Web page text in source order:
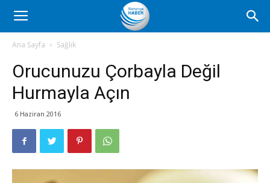
Romanya
Haber
Ana Sayfa Sağlık
Orucunuzu Çorbayla Değil
Hurmayla Açın
6 Haziran 2016